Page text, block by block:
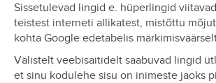
Sissetulevad lingid e. hüperlingid
teistest interneti allikatest, mistõttu
kohta Google edetabelis
Välistelt veebisaitidelt saabuvad lingid
et sinu kodulehe sisu on inimeste jaoks